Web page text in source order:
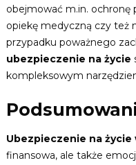
obejmować m.in.
opiekę medyczną czy też
przypadku poważnego
ubezpieczenie na życie
kompleksowym
Ubezpieczenie na życie
finansowa, ale także